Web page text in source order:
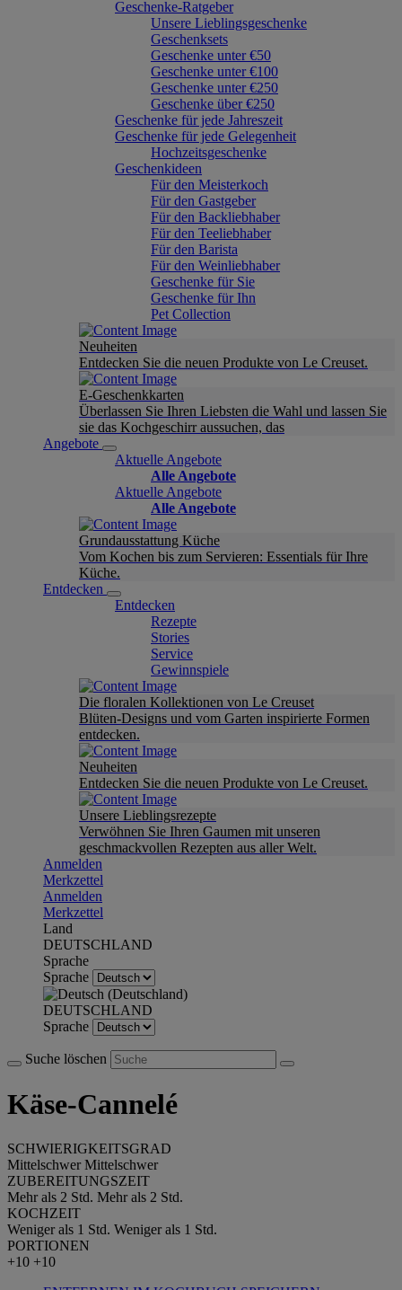
Geschenke-Ratgeber
Unsere Lieblingsgeschenke
Geschenksets
Geschenke unter €50
Geschenke unter €100
Geschenke unter €250
Geschenke über €250
Geschenke für jede Jahreszeit
Geschenke für jede Gelegenheit
Hochzeitsgeschenke
Geschenkideen
Für den Meisterkoch
Für den Gastgeber
Für den Backliebhaber
Für den Teeliebhaber
Für den Barista
Für den Weinliebhaber
Geschenke für Sie
Geschenke für Ihn
Pet Collection
Neuheiten
Entdecken Sie die neuen Produkte von Le Creuset.
E-Geschenkkarten
Überlassen Sie Ihren Liebsten die Wahl und lassen Sie
sie das Kochgeschirr aussuchen, das
Angebote
Aktuelle Angebote
Alle Angebote
Aktuelle Angebote
Alle Angebote
Grundausstattung Küche
Vom Kochen bis zum Servieren: Essentials für Ihre
Küche.
Entdecken
Entdecken
Rezepte
Stories
Service
Gewinnspiele
Die floralen Kollektionen von Le Creuset
Blüten-Designs und vom Garten inspirierte Formen
entdecken.
Neuheiten
Entdecken Sie die neuen Produkte von Le Creuset.
Unsere Lieblingsrezepte
Verwöhnen Sie Ihren Gaumen mit unseren
geschmackvollen Rezepten aus aller Welt.
Anmelden
Merkzettel
Anmelden
Merkzettel
Land
DEUTSCHLAND
Sprache
Sprache
DEUTSCHLAND
Sprache
Suche löschen
Käse-Cannelé
SCHWIERIGKEITSGRAD
Mittelschwer Mittelschwer
ZUBEREITUNGSZEIT
Mehr als 2 Std. Mehr als 2 Std.
KOCHZEIT
Weniger als 1 Std. Weniger als 1 Std.
PORTIONEN
+10 +10